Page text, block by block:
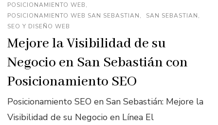
POSICIONAMIENTO WEB
POSICIONAMIENTO WEB SAN SEBASTIAN
SAN SEBASTIAN
SEO Y DISEÑO WEB
Mejore la Visibilidad de su
Negocio en San Sebastián con
Posicionamiento SEO
Posicionamiento SEO en San Sebastián: Mejore la
Visibilidad de su Negocio en Línea El